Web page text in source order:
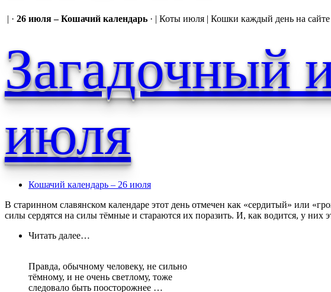
| · 26 июля – Кошачий календарь · | Коты июля | Кошки каждый день на
Загадочный
июля
Кошачий календарь – 26 июля
В старинном славянском календаре этот день отмечен как «сердитый» или
силы сердятся на силы тёмные и стараются их поразить. И, как водится, у них
Читать далее…
Правда, обычному человеку, не сильно
тёмному, и не очень светлому, тоже
следовало быть поосторожнее …